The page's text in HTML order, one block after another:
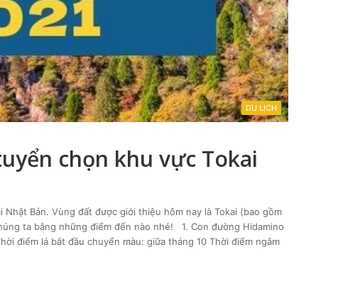
DU LỊCH
chọn khu vực Tokai
Bản. Vùng đất được giới thiệu hôm nay là Tokai (bao gồm
ta bằng những điểm đến nào nhé! 1. Con đường Hidamino
điểm lá bắt đầu chuyển màu: giữa tháng 10 Thời điểm ngắm